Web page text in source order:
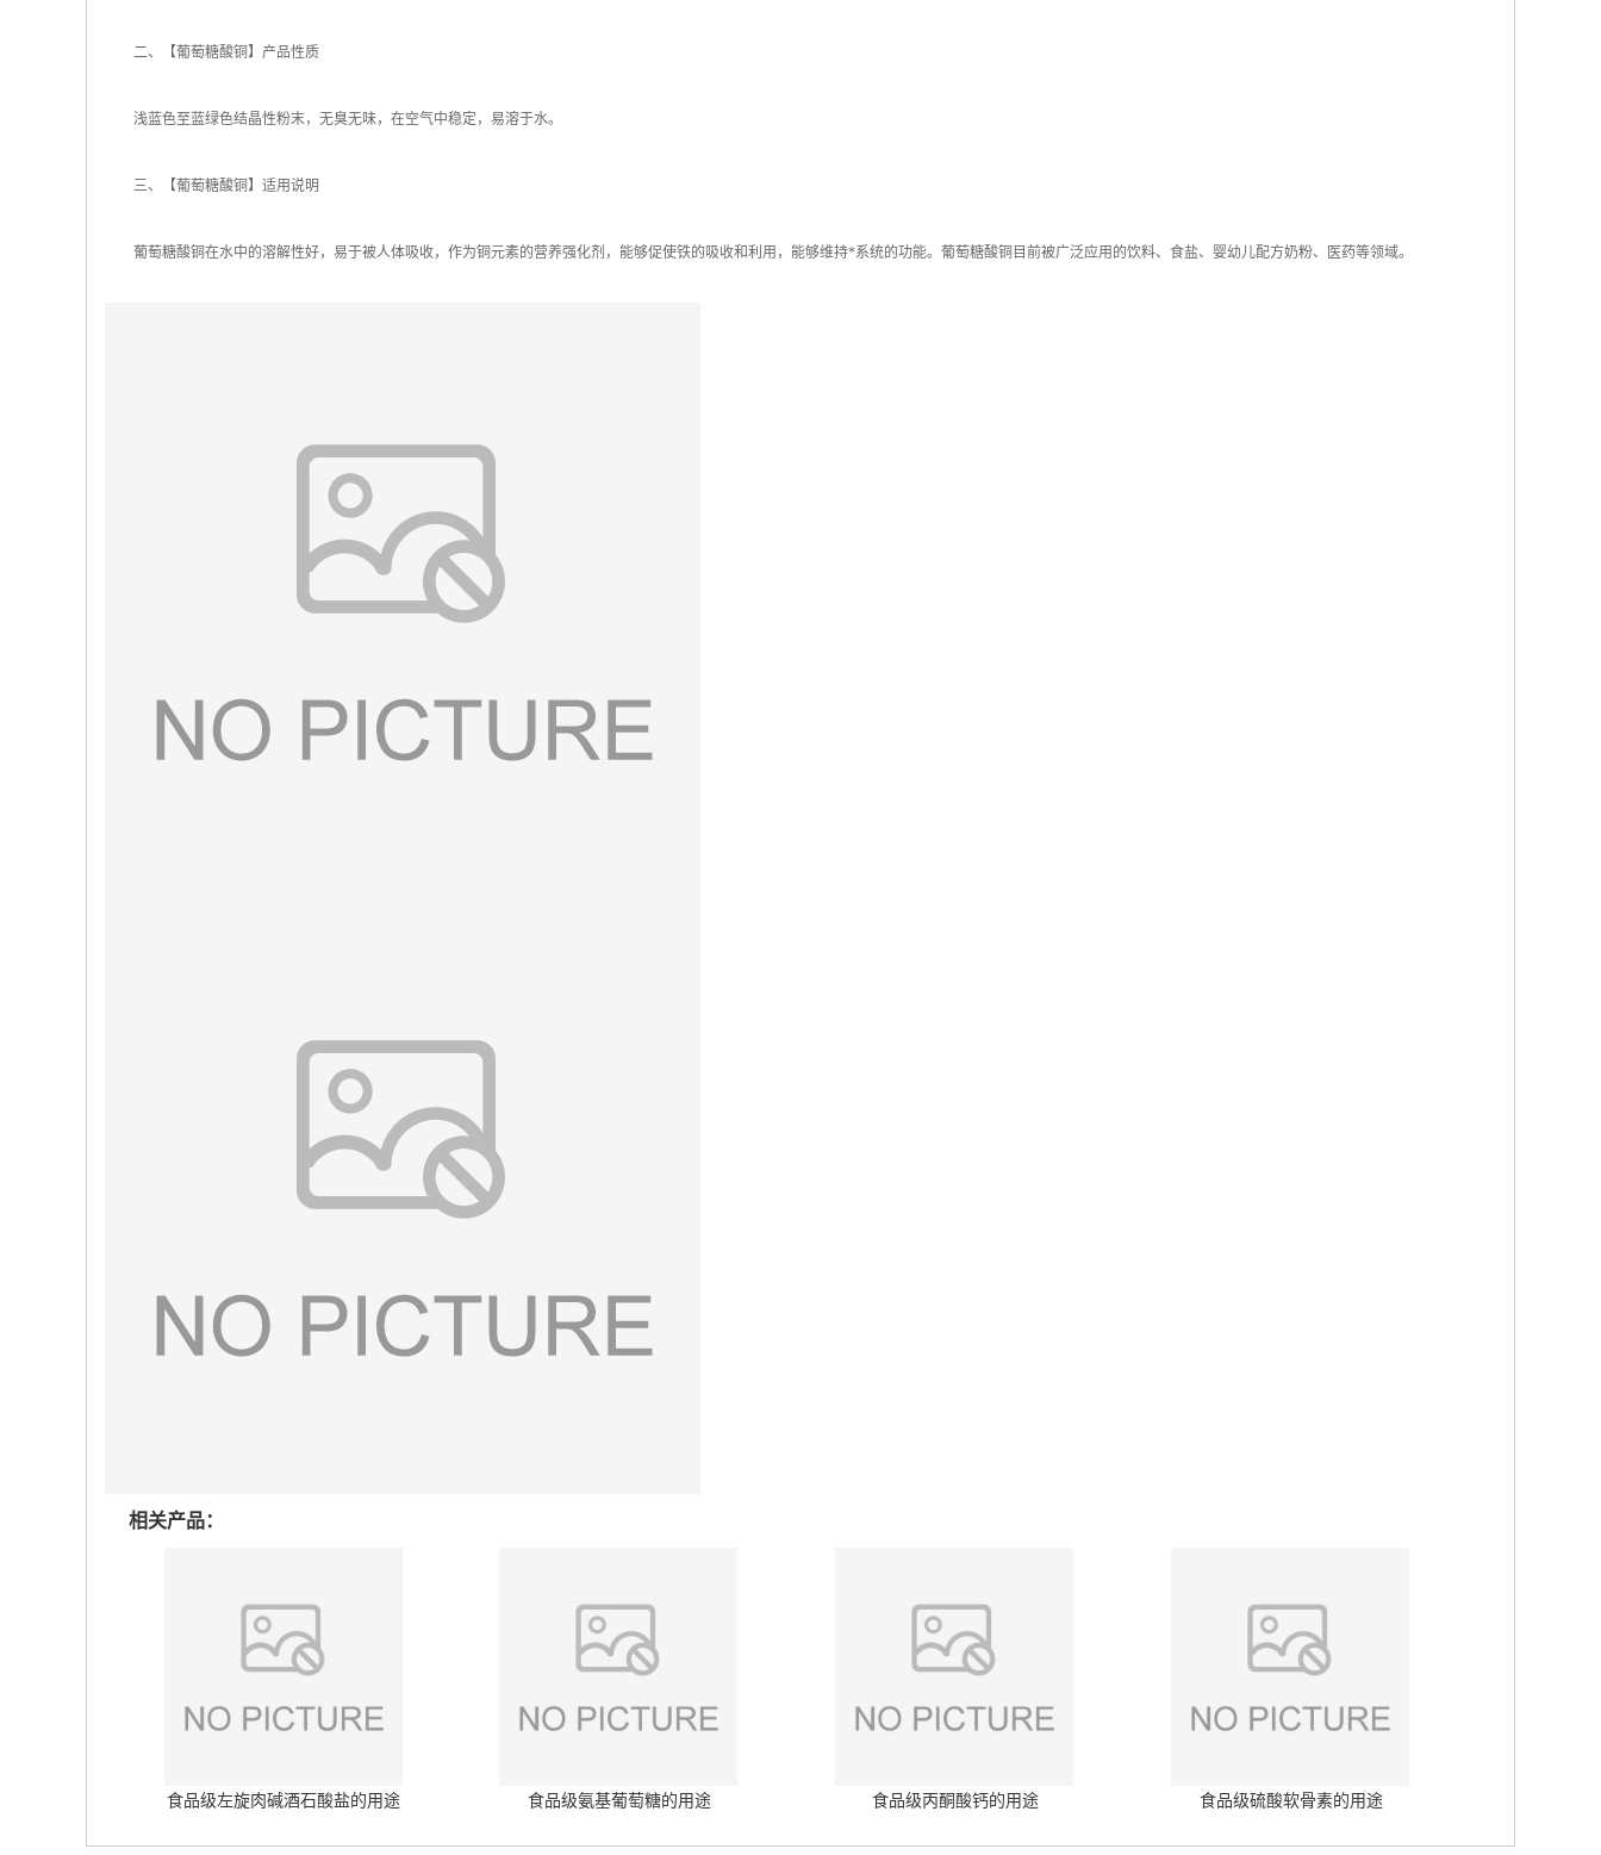
二、【葡萄糖酸铜】产品性质
浅蓝色至蓝绿色结晶性粉末，无臭无味，在空气中稳定，易溶于水。
三、【葡萄糖酸铜】适用说明
葡萄糖酸铜在水中的溶解性好，易于被人体吸收，作为铜元素的营养强化剂，能够促使铁的吸收和利用，能够维持*系统的功能。葡萄糖酸铜目前被广泛应用的饮料、食盐、婴幼儿配方奶粉、医药等领域。
相关产品：
食品级左旋肉碱酒石酸盐的用途 食品级氨基葡萄糖的用途 食品级丙酮酸钙的用途 食品级硫酸软骨素的用途